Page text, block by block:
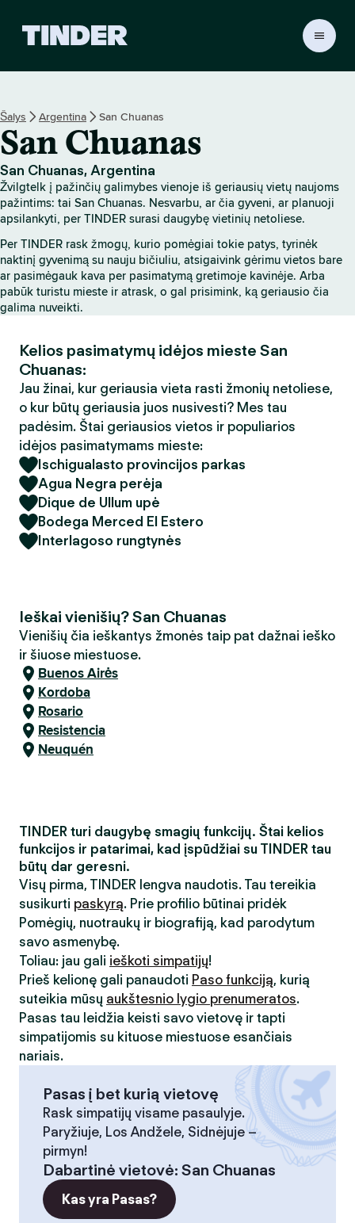
R
p
a
g
r
i
n
n
i
s
Šalys Argentina San Chuanas
San Chuanas
San Chuanas, Argentina
Žvilgtelk į pažinčių galimybes vienoje iš geriausių vietų naujoms
pažintims: tai San Chuanas. Nesvarbu, ar čia gyveni, ar planuoji
apsilankyti, per TINDER surasi daugybę vietinių netoliese.
Per TINDER rask žmogų, kurio pomėgiai tokie patys, tyrinėk
naktinį gyvenimą su nauju bičiuliu, atsigaivink gėrimu vietos bare
ar pasimėgauk kava per pasimatymą gretimoje kavinėje. Arba
pabūk turistu mieste ir atrask, o gal prisimink, ką geriausio čia
galima nuveikti.
Kelios pasimatymų idėjos mieste San
Chuanas:
Jau žinai, kur geriausia vieta rasti žmonių netoliese,
o kur būtų geriausia juos nusivesti? Mes tau
padėsim. Štai geriausios vietos ir populiarios
idėjos pasimatymams mieste:
Ischigualasto provincijos parkas
Agua Negra perėja
Dique de Ullum upė
Bodega Merced El Estero
Interlagoso rungtynės
Ieškai vienišių? San Chuanas
Vienišių čia ieškantys žmonės taip pat dažnai ieško
ir šiuose miestuose.
Buenos Airės
Kordoba
Rosario
Resistencia
Neuquén
TINDER turi daugybę smagių funkcijų. Štai kelios
funkcijos ir patarimai, kad įspūdžiai su TINDER tau
būtų dar geresni.
Visų pirma, TINDER lengva naudotis. Tau tereikia
susikurti paskyrą. Prie profilio būtinai pridėk
Pomėgių, nuotraukų ir biografiją, kad parodytum
savo asmenybę.
Toliau: jau gali ieškoti simpatijų!
Prieš kelionę gali panaudoti Paso funkciją, kurią
suteikia mūsų aukštesnio lygio prenumeratos.
Pasas tau leidžia keisti savo vietovę ir tapti
simpatijomis su kituose miestuose esančiais
nariais.
Pasas į bet kurią vietovę
Rask simpatijų visame pasaulyje.
Paryžiuje, Los Andžele, Sidnėjuje –
pirmyn!
Dabartinė vietovė: San Chuanas
Kas yra Pasas?